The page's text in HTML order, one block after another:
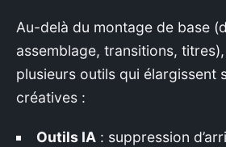
Au-delà du montage de base
assemblage, transitions,
plusieurs outils qui élargissent
créatives :
Outils IA: suppression